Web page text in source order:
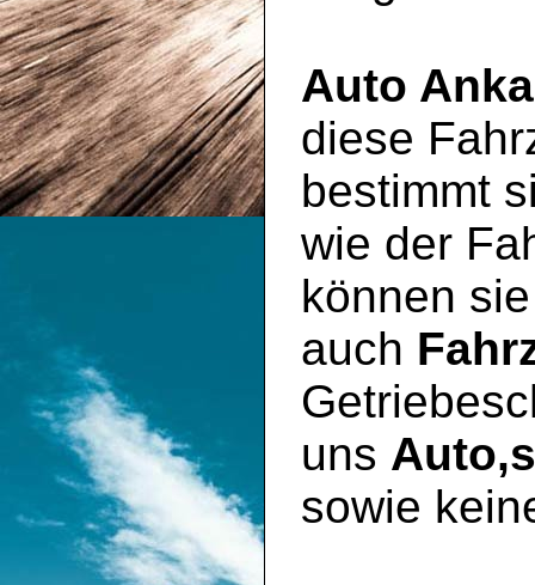
Auto
diese
bestimmt
wie der
können
auch
uns Auto,s
sowie